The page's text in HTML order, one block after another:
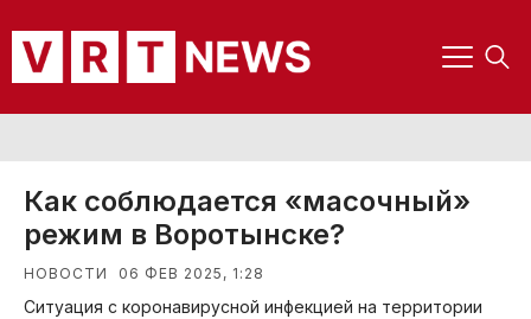
Как соблюдается «масочный»
режим в Воротынске?
НОВОСТИ 06 ФЕВ 2025, 1:28
Ситуация с коронавирусной инфекцией на территории